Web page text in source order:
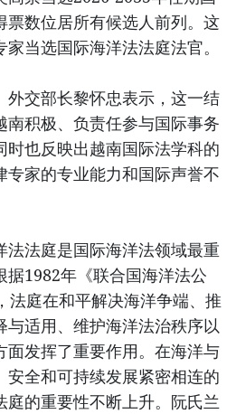
票数位居所有候选人前列。这
当选国际海洋法法庭法官。
外交部长黎怀忠表示，这一结
南积极、负责任参与国际事务
时也反映出越南国际法学科的
专家的专业能力和国际声誉不
法法庭是国际海洋法领域最重
据1982年《联合国海洋法公
法庭在和平解决海洋争端、推
适用、维护海洋法治秩序以
面发挥了重要作用。在海洋与
安全和可持续发展紧密相连的
庭的重要性不断上升。阮氏兰